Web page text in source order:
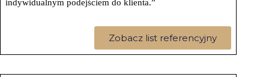
indywidualnym podejściem do klienta.”
Zobacz list referencyjny